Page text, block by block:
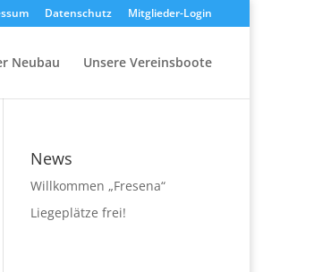
Datenschutz Mitglieder-Login
Neubau Unsere Vereinsboote
News
Willkommen „Fresena“
Liegeplätze frei!